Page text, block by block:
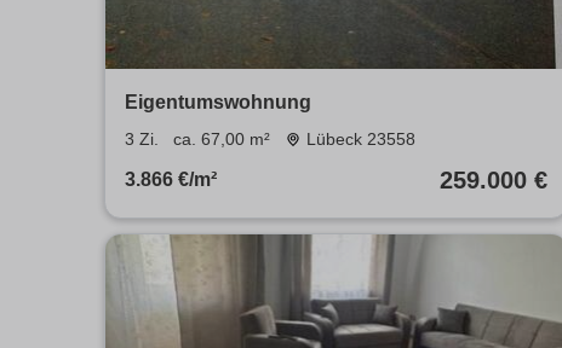
Eigentumswohnung
3 Zi. ca. 67,00 m² Lübeck 23558
3.866 €/m² 259.000 €